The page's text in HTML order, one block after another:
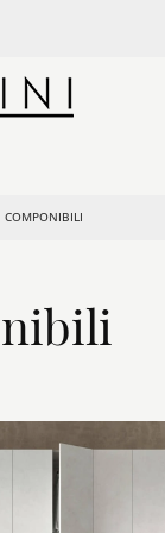
COMPONIBILI